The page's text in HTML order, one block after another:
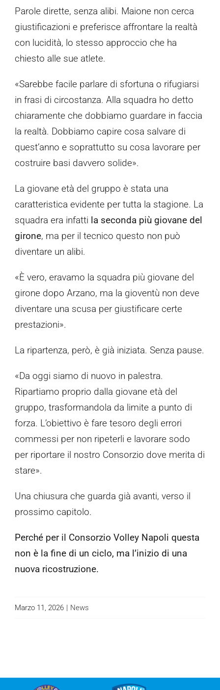
Parole dirette, senza alibi. Maione non cerca
giustificazioni e preferisce affrontare la realtà
con lucidità, lo stesso approccio che ha
chiesto alle sue atlete.
«Sarebbe facile parlare di sfortuna o rifugiarsi
in frasi di circostanza. Alla squadra ho detto
chiaramente che dobbiamo guardare in faccia
la realtà. Dobbiamo capire cosa salvare di
quest’anno e soprattutto su cosa lavorare per
costruire basi davvero solide».
La giovane età del gruppo è stata una
caratteristica evidente per tutta la stagione. La
squadra era infatti la seconda più giovane del
girone, ma per il tecnico questo non può
diventare un alibi.
«È vero, eravamo la squadra più giovane del
girone dopo Arzano, ma la gioventù non deve
diventare una scusa per giustificare certe
prestazioni».
La ripartenza, però, è già iniziata. Senza pause.
«Da oggi siamo di nuovo in palestra.
Ripartiamo proprio dalla giovane età del
gruppo, trasformandola da limite a punto di
forza. L’obiettivo è fare tesoro degli errori
commessi per non ripeterli e lavorare sodo
per riportare il nostro Consorzio dove merita di
stare».
Una chiusura che guarda già avanti, verso il
prossimo capitolo.
Perché per il Consorzio Volley Napoli questa
non è la fine di un ciclo, ma l’inizio di una
nuova ricostruzione.
Marzo 11, 2026 | News